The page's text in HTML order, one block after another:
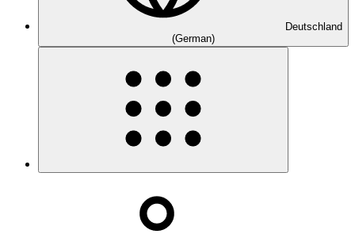
Deutschland
(German)